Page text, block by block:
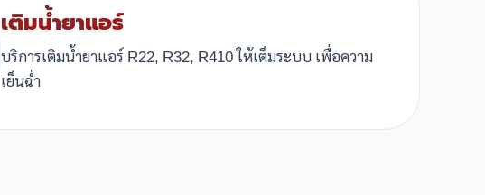
เติมน้ำยาแอร์
บริการเติมน้ำยาแอร์ R22, R32, R410 ให้เต็มระบบ เพื่อความ
เย็นฉ่ำ